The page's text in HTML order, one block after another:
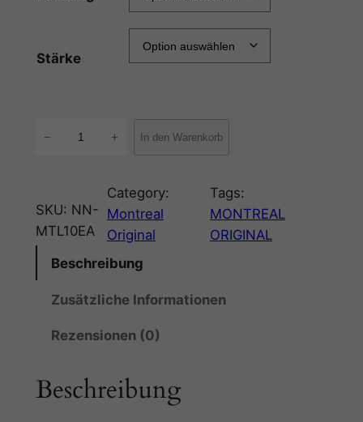
Stärke
r
e
l
i
n
− + In den Warenkorb
SKU: NN-
MTL10EA
Category:
Montreal
Original
Tags:
MONTREAL
ORIGINAL
Beschreibung
Zusätzliche Informationen
Rezensionen (0)
Beschreibung